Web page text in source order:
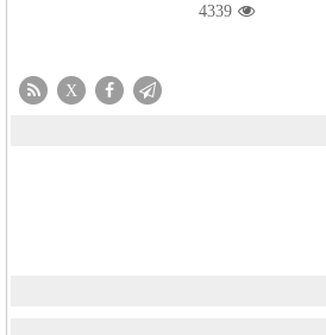
4339
X